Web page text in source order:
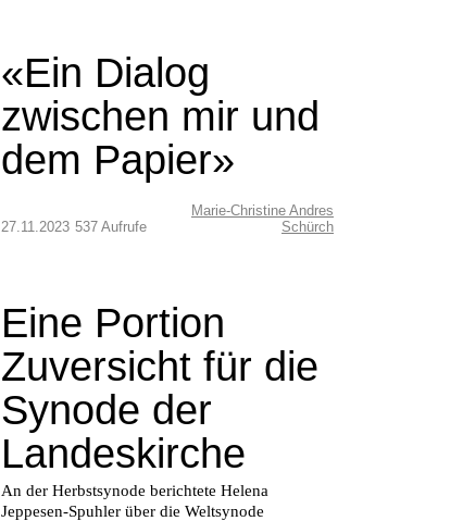
«Ein Dialog
zwischen mir und
dem Papier»
27.11.2023 537 Aufrufe
Marie-Christine Andres
Schürch
Eine Portion
Zuversicht für die
Synode der
Landeskirche
An der Herbstsynode berichtete Helena
Jeppesen-Spuhler über die Weltsynode